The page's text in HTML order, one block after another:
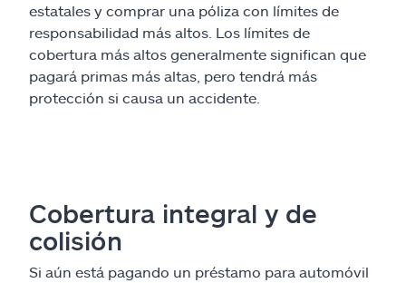
estatales y comprar una póliza con límites de
responsabilidad más altos. Los límites de
cobertura más altos generalmente significan que
pagará primas más altas, pero tendrá más
protección si causa un accidente.
Cobertura integral y de
colisión
Si aún está pagando un préstamo para automóvil